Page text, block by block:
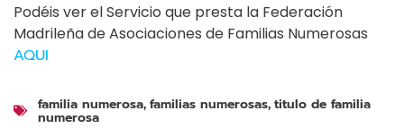
Podéis ver el Servicio que presta la Federación
Madrileña de Asociaciones de Familias Numerosas
AQUI
familia numerosa, familias numerosas, titulo de familia
numerosa